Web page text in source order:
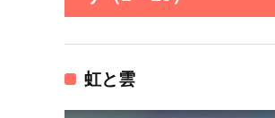
虹と雲